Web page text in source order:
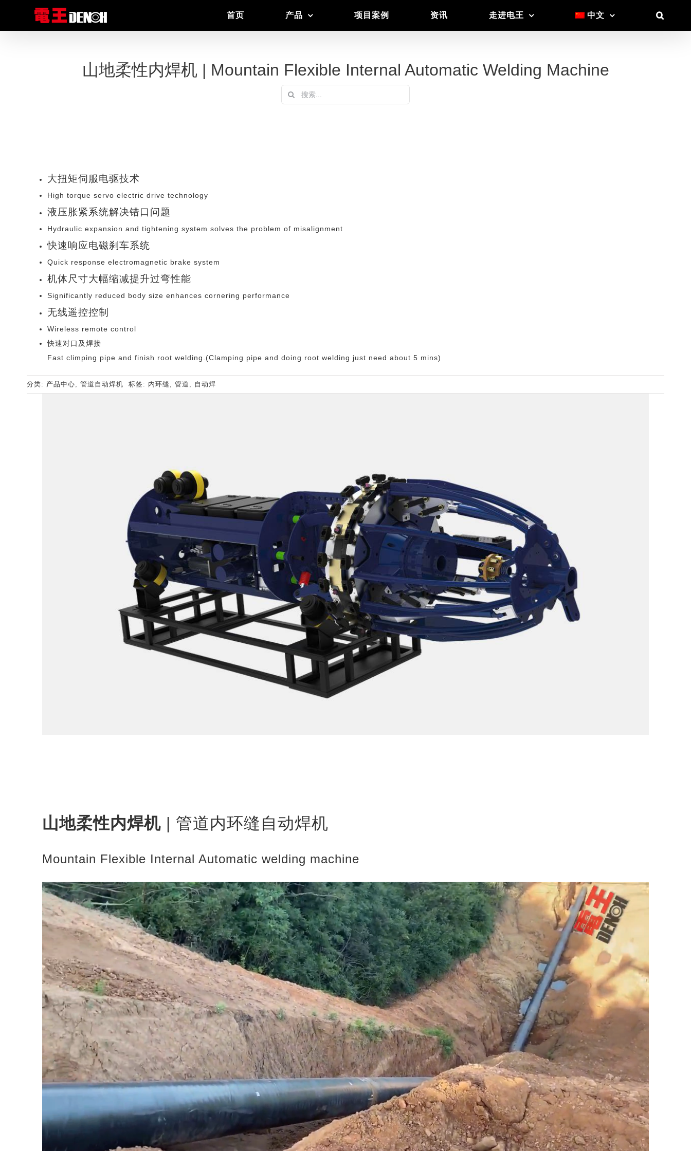
首页 产品 项目案例 资讯 走进电王 中文
山地柔性内焊机 | Mountain Flexible Internal Automatic Welding Machine
搜
索：
大扭矩伺服电驱技术
High torque servo electric drive technology
液压胀紧系统解决错口问题
Hydraulic expansion and tightening system solves the problem of misalignment
快速响应电磁刹车系统
Quick response electromagnetic brake system
机体尺寸大幅缩减提升过弯性能
Significantly reduced body size enhances cornering performance
无线遥控控制
Wireless remote control
快速对口及焊接
Fast climping pipe and finish root welding.(Clamping pipe and doing root welding just need about 5 mins)
分类: 产品中心, 管道自动焊机 标签: 内环缝 , 管道 , 自动焊
山地柔性内焊机 | 管道内环缝自动焊机
Mountain Flexible Internal Automatic welding machine